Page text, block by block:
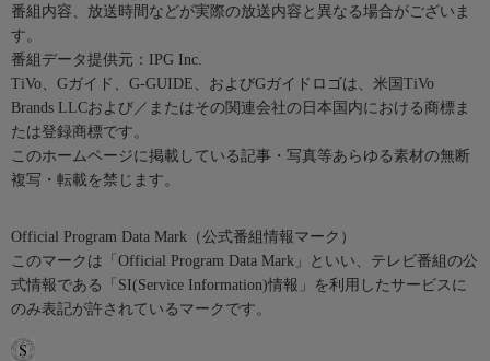
番組内容、放送時間などが実際の放送内容と異なる場合がございま
す。
番組データ提供元：IPG Inc.
TiVo、Gガイド、G-GUIDE、およびGガイドロゴは、米国TiVo
Brands LLCおよび／またはその関連会社の日本国内における商標ま
たは登録商標です。
このホームページに掲載している記事・写真等あらゆる素材の無断
複写・転載を禁じます。
Official Program Data Mark（公式番組情報マーク）
このマークは「Official Program Data Mark」といい、テレビ番組の公
式情報である「SI(Service Information)情報」を利用したサービスに
のみ表記が許されているマークです。